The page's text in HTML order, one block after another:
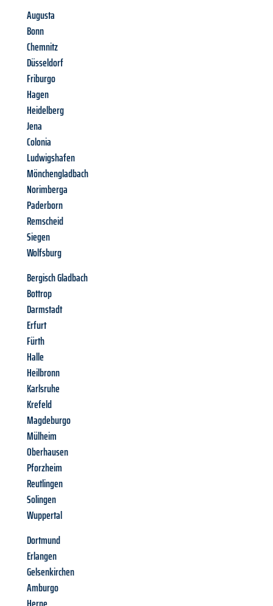
Augusta
Bonn
Chemnitz
Düsseldorf
Friburgo
Hagen
Heidelberg
Jena
Colonia
Ludwigshafen
Mönchengladbach
Norimberga
Paderborn
Remscheid
Siegen
Wolfsburg
Bergisch Gladbach
Bottrop
Darmstadt
Erfurt
Fürth
Halle
Heilbronn
Karlsruhe
Krefeld
Magdeburgo
Mülheim
Oberhausen
Pforzheim
Reutlingen
Solingen
Wuppertal
Dortmund
Erlangen
Gelsenkirchen
Amburgo